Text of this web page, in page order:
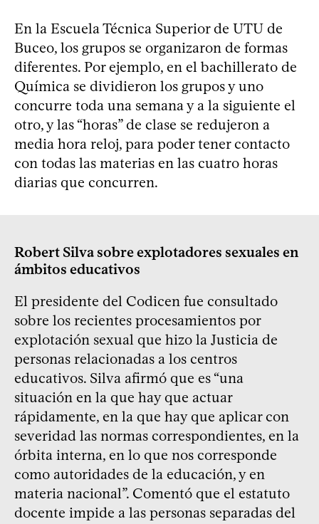
En la Escuela Técnica Superior de UTU de
Buceo, los grupos se organizaron de formas
diferentes. Por ejemplo, en el bachillerato de
Química se dividieron los grupos y uno
concurre toda una semana y a la siguiente el
otro, y las “horas” de clase se redujeron a
media hora reloj, para poder tener contacto
con todas las materias en las cuatro horas
diarias que concurren.
Robert Silva sobre explotadores sexuales en
ámbitos educativos
El presidente del Codicen fue consultado
sobre los recientes procesamientos por
explotación sexual que hizo la Justicia de
personas relacionadas a los centros
educativos. Silva afirmó que es “una
situación en la que hay que actuar
rápidamente, en la que hay que aplicar con
severidad las normas correspondientes, en la
órbita interna, en lo que nos corresponde
como autoridades de la educación, y en
materia nacional”. Comentó que el estatuto
docente impide a las personas separadas del